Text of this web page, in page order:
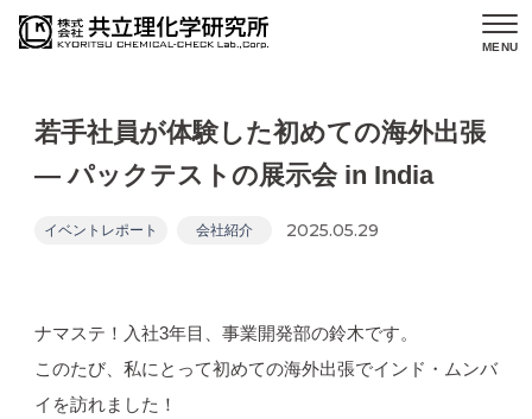
MENU
若手社員が体験した初めての海外出張
― パックテストの展示会 in India
イベントレポート 会社紹介 2025.05.29
ナマステ！入社3年目、事業開発部の鈴木です。
このたび、私にとって初めての海外出張でインド・ムンバ
イを訪れました！